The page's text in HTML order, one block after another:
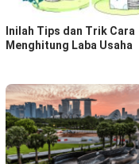
Inilah Tips dan Trik Cara
Menghitung Laba Usaha